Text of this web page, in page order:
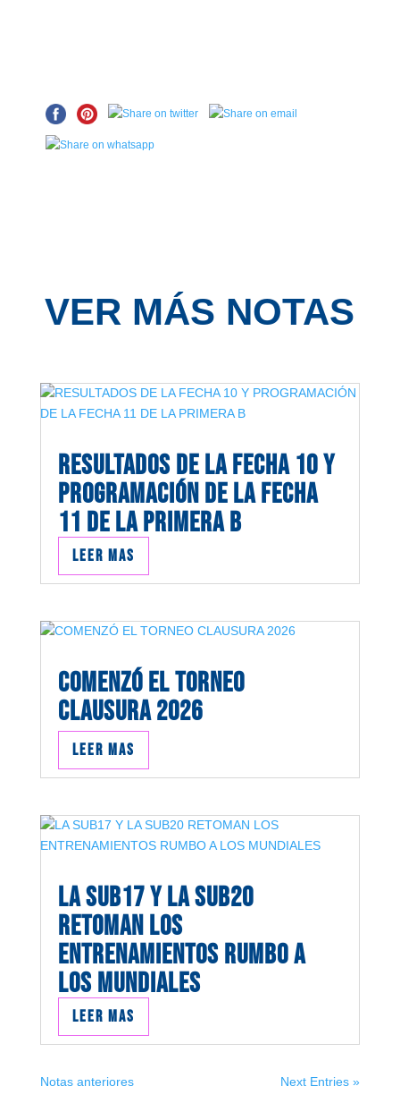
VER MÁS NOTAS
RESULTADOS DE LA FECHA 10 Y
PROGRAMACIÓN DE LA FECHA
11 DE LA PRIMERA B
Leer mas
COMENZÓ EL TORNEO
CLAUSURA 2026
Leer mas
LA SUB17 Y LA SUB20
RETOMAN LOS
ENTRENAMIENTOS RUMBO A
LOS MUNDIALES
Leer mas
Notas anteriores Next Entries »